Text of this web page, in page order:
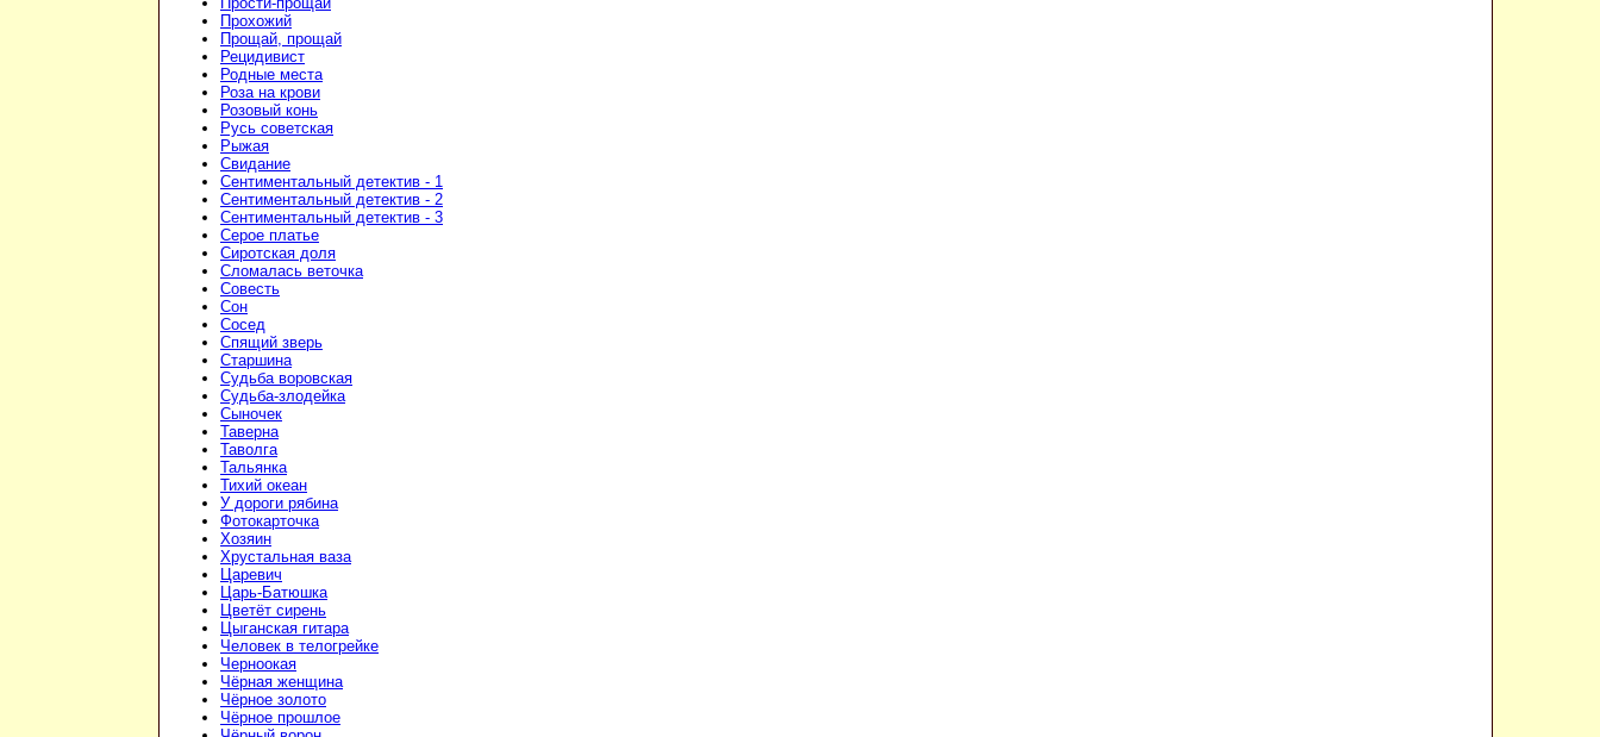
Прохожий
Прощай, прощай
Рецидивист
Родные места
Роза на крови
Розовый конь
Русь советская
Рыжая
Свидание
Сентиментальный детектив - 1
Сентиментальный детектив - 2
Сентиментальный детектив - 3
Серое платье
Сиротская доля
Сломалась веточка
Совесть
Сон
Сосед
Спящий зверь
Старшина
Судьба воровская
Судьба-злодейка
Сыночек
Таверна
Таволга
Тальянка
Тихий океан
У дороги рябина
Фотокарточка
Хозяин
Хрустальная ваза
Царевич
Царь-Батюшка
Цветёт сирень
Цыганская гитара
Человек в телогрейке
Черноокая
Чёрная женщина
Чёрное золото
Чёрное прошлое